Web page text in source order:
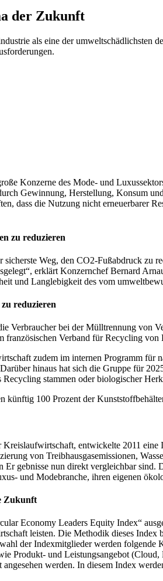
der Zukunft
als eine der umweltschädlichsten
Konzerne des Mode- und
Gewinnung, Herstellung, Konsum
dass die Nutzung nicht erneuerbarer
zu reduzieren
Weg, den CO2-Fußabdruck zu
erklärt Konzernchef Bernard
und Langlebigkeit des vom
reduzieren
Verbraucher bei der Mülltrennung von
Verband für Recycling
zudem im internen Programm
hinaus hat sich die Gruppe für
Recycling stammen oder biologischer
künftig 100 Prozent der
entwickelte 2011
von Treibhausgasemissionen,
gebnisse nun direkt vergleichbar
und Modebranche, ihren eigenen
Zukunft
Economy Leaders Equity Index“
leisten. Die Methodik dieses
der Indexmitglieder werden
Produkt- und Leistungsangebot
werden. In diesem Index